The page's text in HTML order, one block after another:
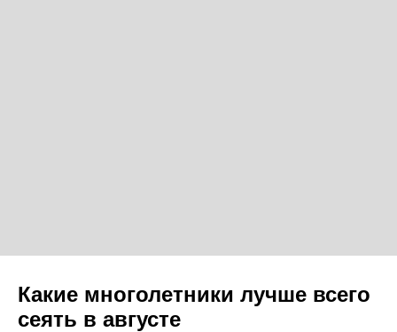
Какие многолетники лучше всего
сеять в августе